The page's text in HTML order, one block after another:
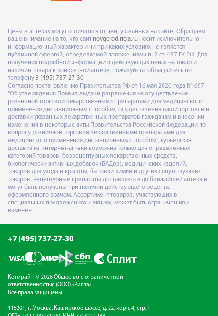
Цены в аптеках могут отличаться от цен, указанных на сайте. Обращаем
ваше внимание на то, что сайт novgorod.rigla.ru носит исключительно
информационный характер и ни при каких условиях не является
публичной офертой, определяемой положениями п. 2 ст. 437 ГК РФ. Для
получения подробной информации о действующих ценах на товар и
наличии товара в конкретной аптеке, пожалуйста, обращайтесь по
телефону 8 (495) 737-27-30
Согласно постановлению Правительства РФ от 16 мая 2020 года № 697
"Об утверждении Правил выдачи разрешения на осуществление
розничной торговли лекарственными препаратами для медицинского
применения дистанционным способом, осуществления такой торговли и
доставки указанных лекарственных препаратов гражданам и внесении
изменений в некоторые акты Правительства Российской Федерации по
вопросу розничной торговли лекарственными препаратами для
медицинского применения дистанционным способом", курьерская
доставка из интернет-аптеки возможна только для определённых
категорий товаров: безрецептурных лекарственных средств,
биологически активных добавок (БАДов), медицинских изделий,
товаров для ухода и красоты, бытовой химии и других сопутствующих
товаров. Рецептурные препараты доставляются до ближайшей аптеки и
могут быть получены при наличии действующего рецепта,
оформленного врачом. Ассортимент товаров, участвующих в
специальных предложениях и акциях, может быть ограничен или
изменен
+7 (495) 737-27-30
Копирайт: © 2026 Общество с ограниченной
ответственностью (ООО) «Ригла»
Все права защищены
115201, г. Москва, Каширское шоссе, д. 22, корп. 4, стр. 1